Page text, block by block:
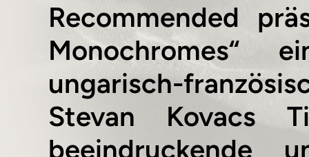
Recommended
Monochromes“
ungarisch-
Stevan Kovacs
beeindruckende